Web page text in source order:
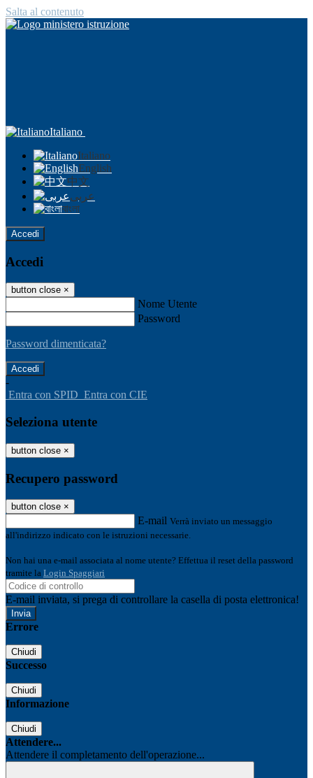
Salta al contenuto
Italiano
Italiano
English
中文
عربى
বাংলা
Accedi
Accedi
button close ×
Nome Utente
Password
Password dimenticata?
-
Entra con SPID Entra con CIE
Seleziona utente
button close ×
Recupero password
button close ×
E-mail Verrà inviato un messaggio
all'indirizzo indicato con le istruzioni necessarie.
Non hai una e-mail associata al nome utente? Effettua il reset della password
tramite la Login Spaggiari
E-mail inviata, si prega di controllare la casella di posta elettronica!
Errore
Chiudi
Successo
Chiudi
Informazione
Chiudi
Attendere...
Attendere il completamento dell'operazione...